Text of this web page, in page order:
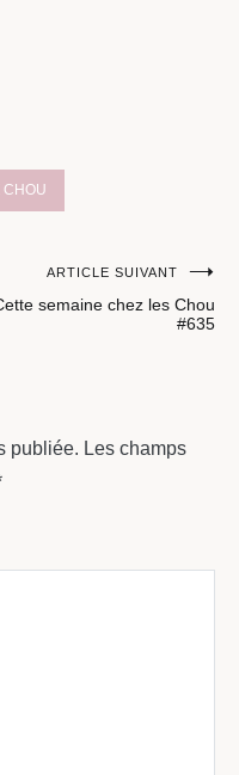
CHOU
ARTICLE SUIVANT
semaine chez les Chou
#635
publiée. Les champs